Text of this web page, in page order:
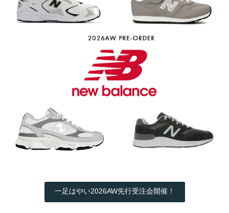
一足はやい2026AW先行受注会開催！